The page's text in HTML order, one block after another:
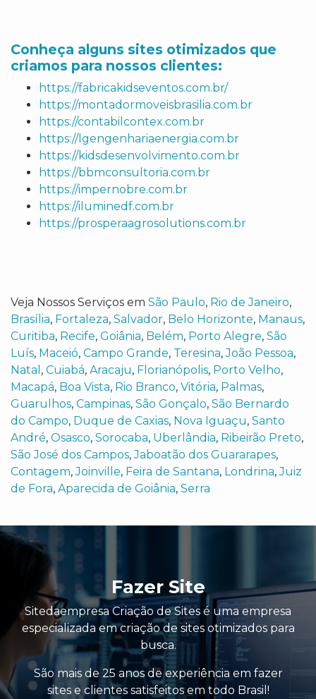
Conheça alguns sites otimizados que
criamos para nossos clientes:
https://fabricakidseventos.com.br/
https://montadormoveisbrasilia.com.br
https://contabilcontex.com.br
https://lgengenhariaenergia.com.br
https://kidsdesenvolvimento.com.br
https://bbmconsultoria.com.br
https://impernobre.com.br
https://iluminedf.com.br
https://prosperaagrosolutions.com.br
Veja Nossos Serviços em São Paulo, Rio de Janeiro,
Brasília, Fortaleza, Salvador, Belo Horizonte, Manaus,
Curitiba, Recife, Goiânia, Belém, Porto Alegre, São
Luís, Maceió, Campo Grande, Teresina,João Pessoa,
Natal , Cuiabá, Aracaju, Florianópolis, Porto Velho,
Macapá, Boa Vista, Rio Branco, Vitória, Palmas,
Guarulhos, Campinas, São Gonçalo, São Bernardo
do Campo, Duque de Caxias, Nova Iguaçu, Santo
André, Osasco, Sorocaba, Uberlândia, Ribeirão Preto,
São José dos Campos,Jaboatão dos Guararapes,
Contagem,Joinville, Feira de Santana, Londrina,Juiz
de Fora, Aparecida de Goiânia, Serra
Fazer Site
Sitedaempresa Criação de Sites é uma empresa
especializada em criação de sites otimizados para
busca.
São mais de 25 anos de experiência em fazer
sites e clientes satisfeitos em todo Brasil!